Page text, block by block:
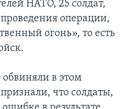
НАТО, 25 солдат,
операции,
огонь», то есть
в этом
что солдаты,